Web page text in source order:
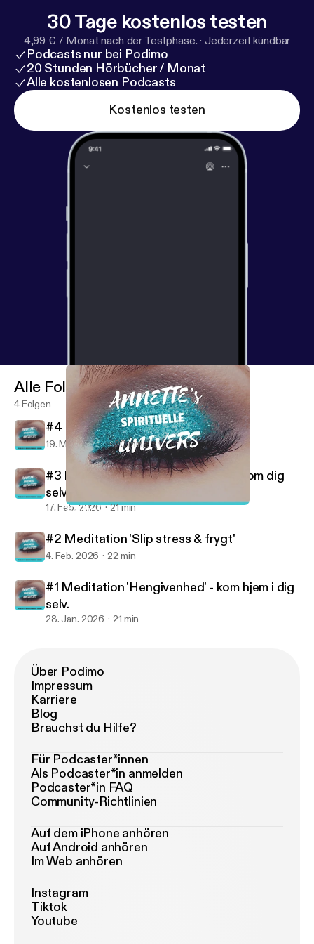
Visit my ENGLISH podcast 'THE LONELY QUEERS'
- a podcast about self-empowerment, sensuality,
waking up and about my life experience and the
paranormal
30 Tage kostenlos testen
4,99 € / Monat nach der Testphase. · Jederzeit kündbar
Podcasts nur bei Podimo
20 Stunden Hörbücher / Monat
Alle kostenlosen Podcasts
Kostenlos testen
#3 Meditation 'Slip negative tanker om dig selv'
Alle Folgen
4 Folgen
#4 Meditation 'Åbn din seksualitet'
19. März 2026 20 min
#3 Meditation 'Slip negative tanker om dig
selv'
17. Feb. 2026 21 min
#2 Meditation 'Slip stress & frygt'
4. Feb. 2026 22 min
#1 Meditation 'Hengivenhed' - kom hjem i dig
selv.
28. Jan. 2026 21 min
Über Podimo
Impressum
Karriere
Blog
Brauchst du Hilfe?
Für Podcaster*innen
Als Podcaster*in anmelden
Podcaster*in FAQ
Community-Richtlinien
Auf dem iPhone anhören
Auf Android anhören
Im Web anhören
Instagram
Tiktok
Youtube